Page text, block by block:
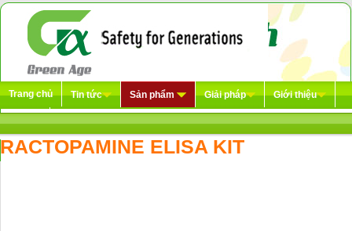
Trang chủ Tin tức Sản phẩm Giải pháp Giới thiệu
RACTOPAMINE ELISA KIT